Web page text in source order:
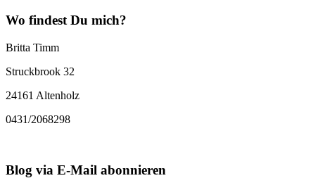
Wo findest Du mich?
Britta Timm
Struckbrook 32
24161 Altenholz
0431/2068298
Blog via E-Mail abonnieren